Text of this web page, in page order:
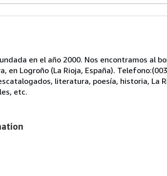
Fundada en el año 2000. Nos encontramos
en Logroño (La Rioja, España).
literatura, poesía, historia, La
etc.